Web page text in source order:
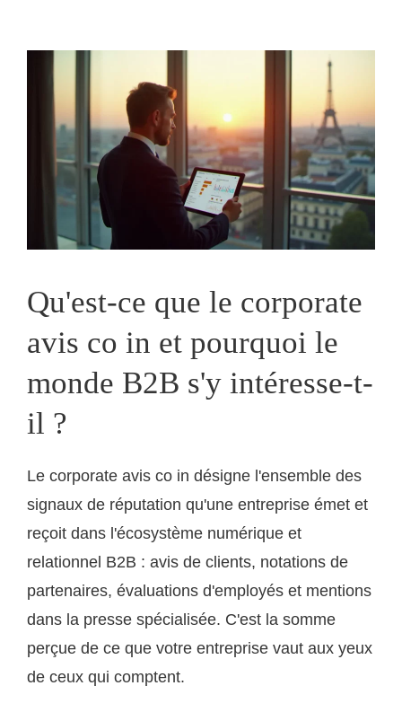
Qu'est-ce que le corporate
avis co in et pourquoi le
monde B2B s'y intéresse-t-
il ?
Le corporate avis co in désigne l'ensemble des
signaux de réputation qu'une entreprise émet et
reçoit dans l'écosystème numérique et
relationnel B2B : avis de clients, notations de
partenaires, évaluations d'employés et mentions
dans la presse spécialisée. C'est la somme
perçue de ce que votre entreprise vaut aux yeux
de ceux qui comptent.